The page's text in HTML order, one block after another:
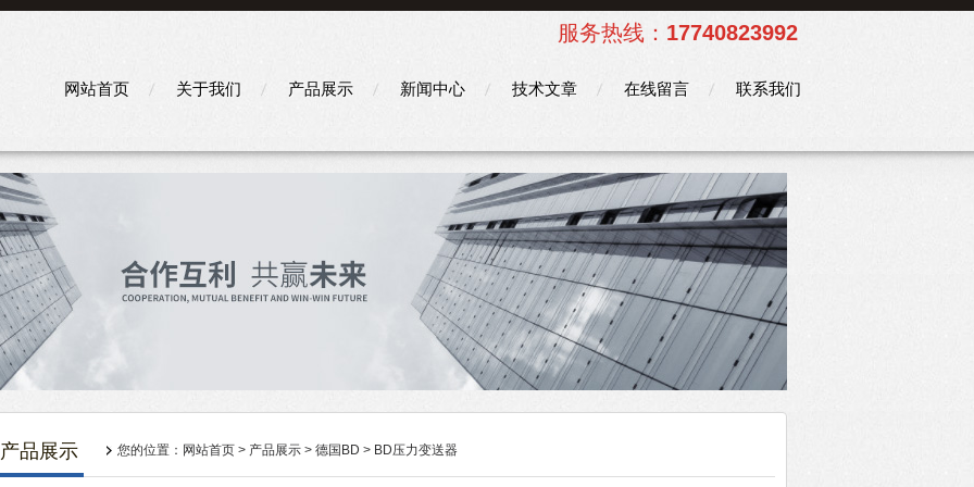
服务热线： 17740823992
网站首页 关于我们 产品展示 新闻中心 技术文章 在线留言 联系我们
产品展示 您的位置： 网站首页 > 产品展示 > 德国BD > BD压力变送器